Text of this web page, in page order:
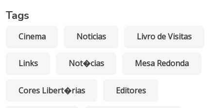
Tags
Cinema Noticias Livro de Visitas
Links Not�cias Mesa Redonda
Cores Libert�rias Editores